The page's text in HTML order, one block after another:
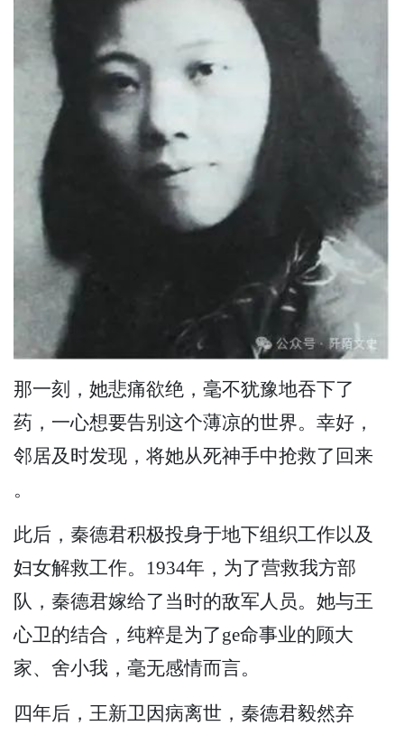
那一刻，她悲痛欲绝，毫不犹豫地吞下了
药，一心想要告别这个薄凉的世界。幸好，
邻居及时发现，将她从死神手中抢救了回来
。
此后，秦德君积极投身于地下组织工作以及
妇女解救工作。1934年，为了营救我方部
队，秦德君嫁给了当时的敌军人员。她与王
心卫的结合，纯粹是为了ge命事业的顾大
家、舍小我，毫无感情而言。
四年后，王新卫因病离世，秦德君毅然弃